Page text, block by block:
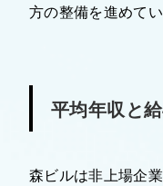
方の整備を進めてい
平均年収と
森ビルは非上場企